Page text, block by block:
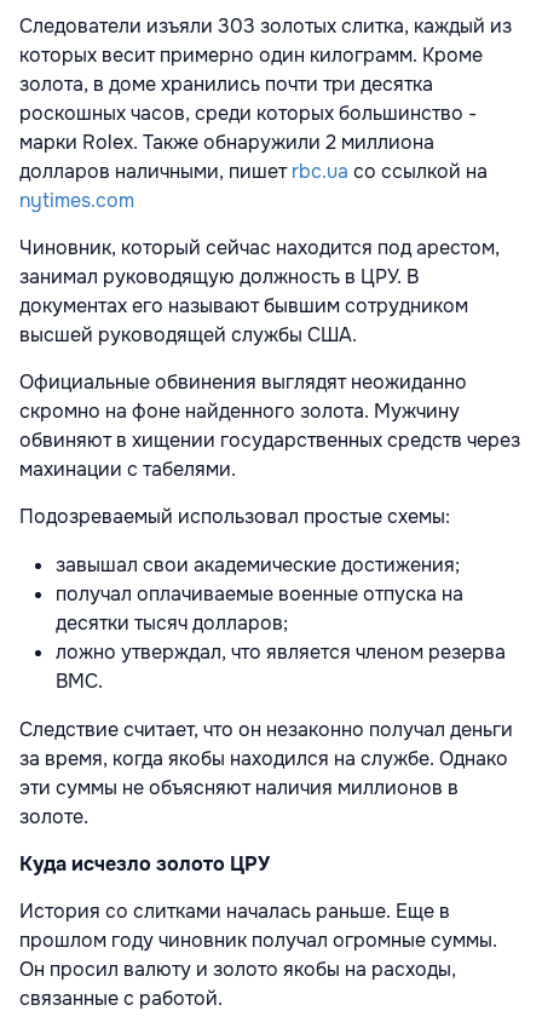
Следователи изъяли 303 золотых слитка, каждый из
которых весит примерно один килограмм. Кроме
золота, в доме хранились почти три десятка
роскошных часов, среди которых большинство -
марки Rolex. Также обнаружили 2 миллиона
долларов наличными, пишетrbc.ua со ссылкой на
nytimes.com
Чиновник, который сейчас находится под арестом,
занимал руководящую должность в ЦРУ. В
документах его называют бывшим сотрудником
высшей руководящей службы США.
Официальные обвинения выглядят неожиданно
скромно на фоне найденного золота. Мужчину
обвиняют в хищении государственных средств через
махинации с табелями.
Подозреваемый использовал простые схемы:
завышал свои академические достижения;
получал оплачиваемые военные отпуска на
десятки тысяч долларов;
ложно утверждал, что является членом резерва
ВМС.
Следствие считает, что он незаконно получал деньги
за время, когда якобы находился на службе. Однако
эти суммы не объясняют наличия миллионов в
золоте.
Куда исчезло золото ЦРУ
История со слитками началась раньше. Еще в
прошлом году чиновник получал огромные суммы.
Он просил валюту и золото якобы на расходы,
связанные с работой.